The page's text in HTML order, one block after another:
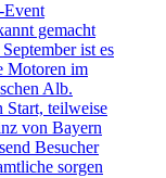
Event
gemacht
ist es
Motoren im
Alb.
Start, teilweise
von Bayern
Besucher
sorgen